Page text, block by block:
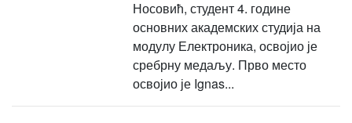
Носовић, студент 4. године
основних академских студија на
модулу Електроника, освојио је
сребрну медаљу. Прво место
освојио је Ignas...